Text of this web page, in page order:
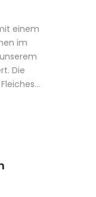
einem
im
Die
kaufen in